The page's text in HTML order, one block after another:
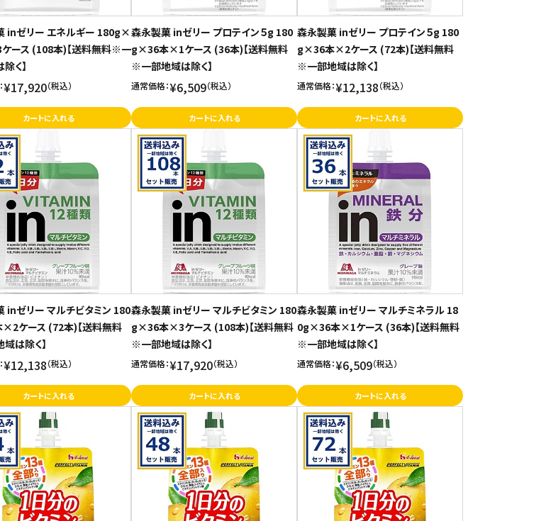
inゼリー エネルギー 180g×
ース (108本)【送料無料※一
く】
¥17,920（税込）
カートに入れる
森永製菓 inゼリー プロテイン５g 180
g×36本×1ケース (36本)【送料無料
※一部地域は除く】
通常価格：¥6,509（税込）
カートに入れる
森永製菓 inゼリー プロテイン５g 180
g×36本×2ケース (72本)【送料無料
※一部地域は除く】
通常価格：¥12,138（税込）
カートに入れる
inゼリー マルチビタミン 180
ケース (72本)【送料無料
は除く】
¥12,138（税込）
カートに入れる
森永製菓 inゼリー マルチビタミン 180
g×36本×3ケース (108本)【送料無料
※一部地域は除く】
通常価格：¥17,920（税込）
カートに入れる
森永製菓 inゼリー マルチミネラル 18
0g×36本×1ケース (36本)【送料無料
※一部地域は除く】
通常価格：¥6,509（税込）
カートに入れる